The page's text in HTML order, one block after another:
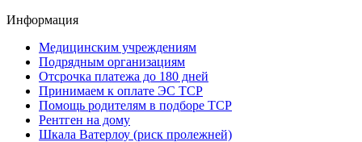
Информация
Медицинским учреждениям
Подрядным организациям
Отсрочка платежа до 180 дней
Принимаем к оплате ЭС ТСР
Помощь родителям в подборе ТСР
Рентген на дому
Шкала Ватерлоу (риск пролежней)